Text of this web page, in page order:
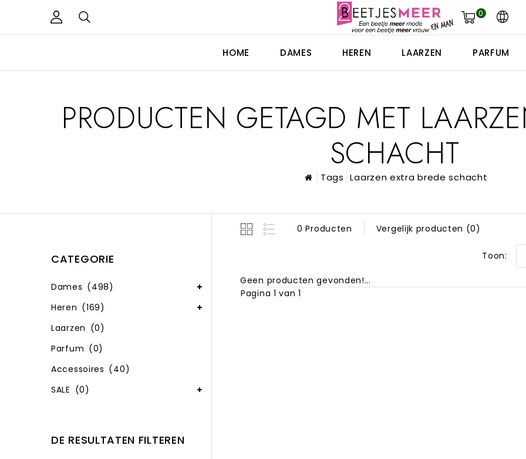
0
HOME DAMES HEREN LAARZEN PARFUM
PRODUCTEN GETAGD MET
SCHACHT
Tags Laarzen extra brede schacht
CATEGORIE
Dames (498)
Heren (169)
Laarzen (0)
Parfum (0)
Accessoires (40)
SALE (0)
DE RESULTATEN FILTEREN
0 Producten Vergelijk producten (0)
Toon:
Geen producten gevonden!...
Pagina 1 van 1